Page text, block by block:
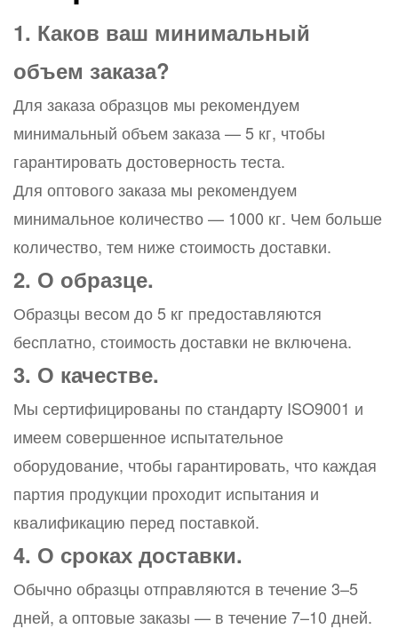
1. Каков ваш минимальный
объем заказа?
Для заказа образцов мы рекомендуем
минимальный объем заказа — 5 кг, чтобы
гарантировать достоверность теста.
Для оптового заказа мы рекомендуем
минимальное количество — 1000 кг. Чем больше
количество, тем ниже стоимость доставки.
2. О образце.
Образцы весом до 5 кг предоставляются
бесплатно, стоимость доставки не включена.
3. О качестве.
Мы сертифицированы по стандарту ISO9001 и
имеем совершенное испытательное
оборудование, чтобы гарантировать, что каждая
партия продукции проходит испытания и
квалификацию перед поставкой.
4. О сроках доставки.
Обычно образцы отправляются в течение 3–5
дней, а оптовые заказы — в течение 7–10 дней.